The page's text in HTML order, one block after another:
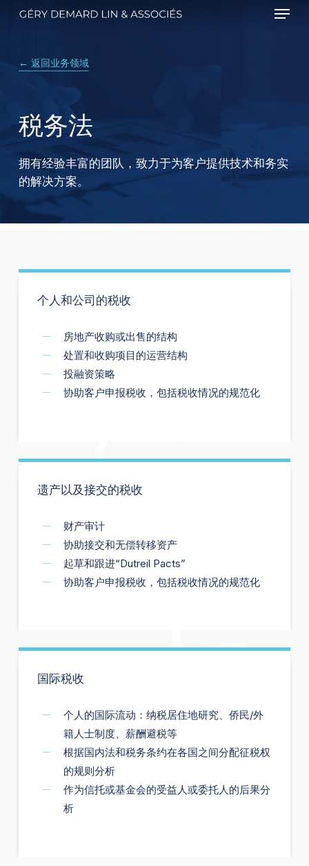
content
Menu
← 返回业务领域
税务法
拥有经验丰富的团队，致力于为客户提供技术和务实
的解决方案。
个人和公司的税收
房地产收购或出售的结构
处置和收购项目的运营结构
投融资策略
协助客户申报税收，包括税收情况的规范化
遗产以及接交的税收
财产审计
协助接交和无偿转移资产
起草和跟进“Dutreil Pacts”
协助客户申报税收，包括税收情况的规范化
国际税收
个人的国际流动：纳税居住地研究、侨民/外
籍人士制度、薪酬避税等
根据国内法和税务条约在各国之间分配征税权
的规则分析
作为信托或基金会的受益人或委托人的后果分
析